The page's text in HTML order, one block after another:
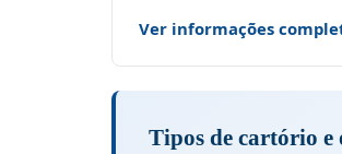
Ver informações
Tipos de cartório e